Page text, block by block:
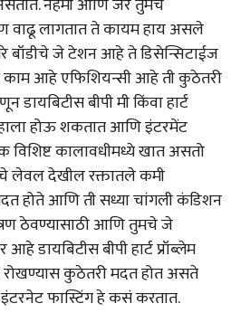
नेहमी आणि जर तुमचे
वाढू लागतात ते कायम हाय असले
बॉडीचे जे टेशन आहे ते डिसेन्सिटाईज
काम आहे एफिशियन्सी आहे ती कुठेतरी
डायबिटीस बीपी मी किंवा हार्ट
होऊ शकतात आणि इंटरमेंट
कालावधीमध्ये खात असतो
लेवल देखील रक्तातले कमी
होते आणि ती सध्या चांगली कंडिशन
ठेवण्यासाठी आणि तुमचे जे
डायबिटीस बीपी हार्ट प्रॉब्लेम
कुठेतरी मदत होत असते
फास्टिंग हे कसं करतात.